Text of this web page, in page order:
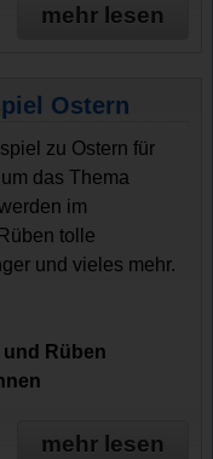
mehr lesen
Ostern
zu Ostern für
das Thema
im
tolle
und vieles mehr.
Rüben
mehr lesen